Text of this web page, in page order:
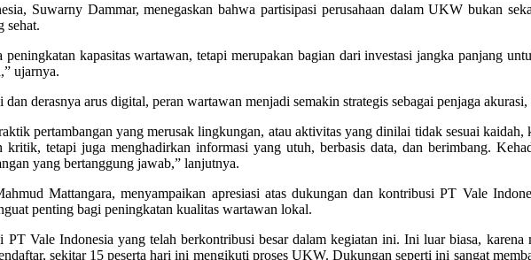
Suwarny Dammar, menegaskan bahwa partisipasi perusahaan dalam UKW bukan
sehat.
kapasitas wartawan, tetapi merupakan bagian dari investasi jangka panjang
ujarnya.
derasnya arus digital, peran wartawan menjadi semakin strategis sebagai penjaga
pertambangan yang merusak lingkungan, atau aktivitas yang dinilai tidak sesuai
kritik, tetapi juga menghadirkan informasi yang utuh, berbasis data, dan berimbang.
yang bertanggung jawab,” lanjutnya.
Mattangara, menyampaikan apresiasi atas dukungan dan kontribusi PT Vale
penting bagi peningkatan kualitas wartawan lokal.
Vale Indonesia yang telah berkontribusi besar dalam kegiatan ini. Ini luar biasa, karena
sekitar 15 peserta hari ini mengikuti proses UKW. Dukungan seperti ini sangat